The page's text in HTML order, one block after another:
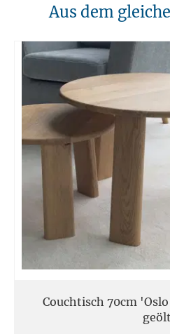
10. Brandschutz
für Kerzen oder anderen heißen
Am Ende der Nutzungsdauer
werden. Massivholz kann über den
Sammelstellen abgegeben werden.
Entsorgungsvorschriften sind zu
12. Einsatzort
Unsere Massivmöbel sind so
Gebrauch in Haushalten geeignet
kommerziellen Gebrauch geeignet.
Unsere Massivholzmöbel sind
Aus dem
Couchtisch 70cm
geölt